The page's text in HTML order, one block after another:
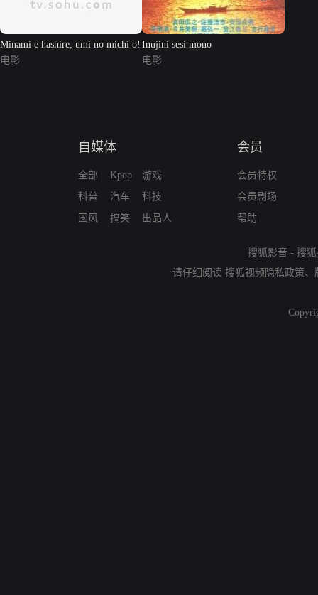
Minami e hashire, umi no michi o!
电影
Inujini sesi mono
电影
自媒体
全部
科普
国风
Kpop
汽车
搞笑
游戏
科技
出品人
会员
会员特权
会员剧场
帮助
搜狐影音 - 搜
请仔细阅读 搜狐视频隐私政策、